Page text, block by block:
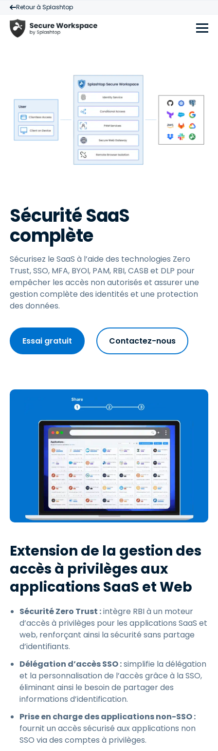
Retour à Splashtop
Sécurité SaaS
complète
Sécurisez le SaaS à l’aide des technologies Zero
Trust, SSO, MFA, BYOI, PAM, RBI, CASB et DLP pour
empêcher les accès non autorisés et assurer une
gestion complète des identités et une protection
des données.
Essai gratuit Contactez-nous
Extension de la gestion des
accès à privilèges aux
applications SaaS et Web
Sécurité Zero Trust :intègre RBI à un moteur
d’accès à privilèges pour les applications SaaS et
web, renforçant ainsi la sécurité sans partage
d’identifiants.
Délégation d’accès SSO :simplifie la délégation
et la personnalisation de l’accès grâce à la SSO,
éliminant ainsi le besoin de partager des
informations d’identification.
Prise en charge des applications non-SSO :
fournit un accès sécurisé aux applications non
SSO via des comptes à privilèges.